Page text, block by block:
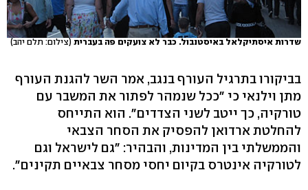
שדרות איסתיקלאל באיסטנבול. כבר לא צועקים פה בעברית(צילום: תלם יהב)
בביקורו בתרגיל העורף בנגב, אמר השר להגנת העורף
מתן וילנאי כי "ככל שנמהר לפתור את המשבר עם
טורקיה, כך ייטב לשני הצדדים". הוא התייחס
להחלטת ארדואן להפסיק את הסחר הצבאי
והממשלתי בין המדינות, והבהיר: "גם לישראל וגם
לטורקיה אינטרס בקיום יחסי מסחר צבאיים תקינים".